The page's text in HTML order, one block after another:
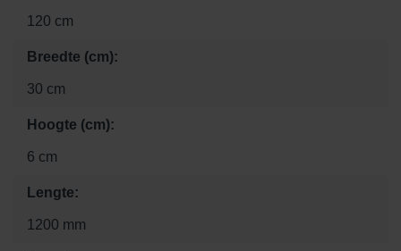
120 cm
Breedte (cm):
30 cm
Hoogte (cm):
6 cm
Lengte:
1200 mm